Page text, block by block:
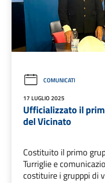
COMUNICATI
17 LUGLIO 2025
Ufficializzato il
del Vicinato
Costituito il primo
Turriglie e
costituire i grupppi di